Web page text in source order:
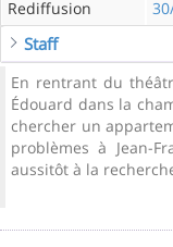
Rediffusion
Staff
En rentrant du
Édouard dans la
chercher un
problèmes à Jean-
aussitôt à la